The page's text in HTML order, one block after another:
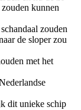
kunnen
zouden
de sloper zou
met het
dit unieke schip